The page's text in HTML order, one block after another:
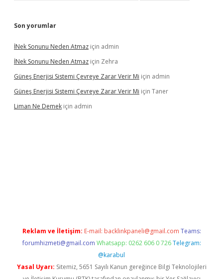
Son yorumlar
İNek Sonunu Neden Atmaz için admin
İNek Sonunu Neden Atmaz için Zehra
Güneş Enerjisi Sistemi Çevreye Zarar Verir Mi için admin
Güneş Enerjisi Sistemi Çevreye Zarar Verir Mi için Taner
Liman Ne Demek için admin
Reklam ve İletişim: E-mail: backlinkpaneli@gmail.com Teams:
forumhizmeti@gmail.com Whatsapp: 0262 606 0 726 Telegram:
@karabul
Yasal Uyarı: Sitemiz, 5651 Sayılı Kanun gereğince Bilgi Teknolojileri